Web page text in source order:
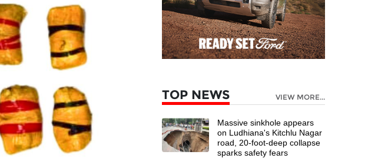
TOP NEWS VIEW MORE...
Massive sinkhole appears
on Ludhiana's Kitchlu Nagar
road, 20-foot-deep collapse
sparks safety fears